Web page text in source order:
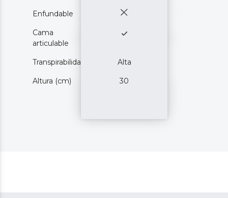
Enfundable
Cama
articulable
Transpirabilidad Alta
Altura (cm) 30